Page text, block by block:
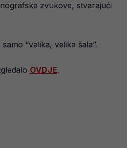
zvukove, stvarajući
“velika, velika šala”.
OVDJE.